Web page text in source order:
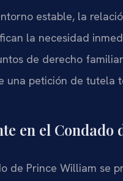
estable, la
la necesidad
de derecho
una petición de tutela
en el Condado
de Prince William se